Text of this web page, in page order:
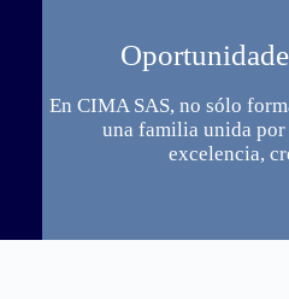
En CIMA SAS, no sólo
una familia unida
excelencia,